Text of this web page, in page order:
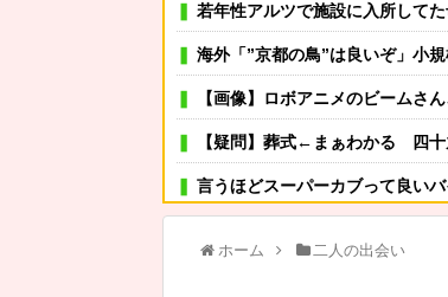
若年性アルツで施設に入所してた母親をはっちゃけて引
海外「”京都の鳥”は良いぞ」小規模だ
【画像】ロボアニメのビームさ
【疑問】葬式←まぁわかる 四
言うほどスーパーカブって良いバ
ホーム 二人の出会い